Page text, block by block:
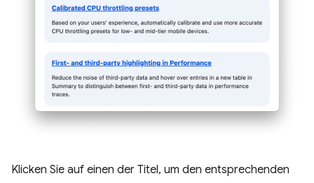
Klicken Sie auf einen der Titel, um den entsprechenden